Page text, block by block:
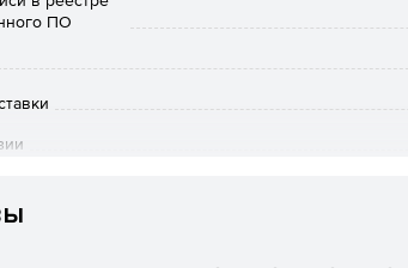
пользователей (агенты) – до 300.
– 300 Гб.
дополнительного объема, +100 Гб.
ПО